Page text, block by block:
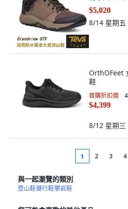
$5,020
8/14 星期五
OrthOFeet
鞋
首購折扣價 4
$4,399
8/12 星期三
1 2 3 4
與一起瀏覽的類別
登山鞋健行鞋攀岩鞋